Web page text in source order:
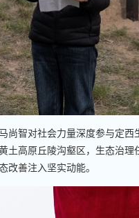
智对社会力量深度参与定西
土高原丘陵沟壑区，生态治理
改善注入坚实动能。